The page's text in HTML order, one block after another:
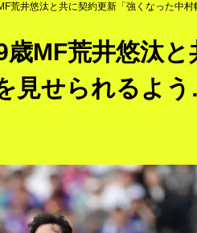
荒井悠汰と共に契約更新「強くなった中村
MF荒井悠汰
見せられるよう